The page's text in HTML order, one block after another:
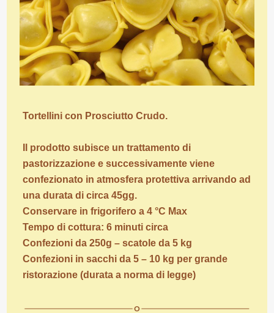
Tortellini con Prosciutto Crudo.
Il prodotto subisce un trattamento di
pastorizzazione e successivamente viene
confezionato in atmosfera protettiva arrivando ad
una durata di circa 45gg.
Conservare in frigorifero a 4 °C Max
Tempo di cottura: 6 minuti circa
Confezioni da 250g – scatole da 5 kg
Confezioni in sacchi da 5 – 10 kg per grande
ristorazione (durata a norma di legge)